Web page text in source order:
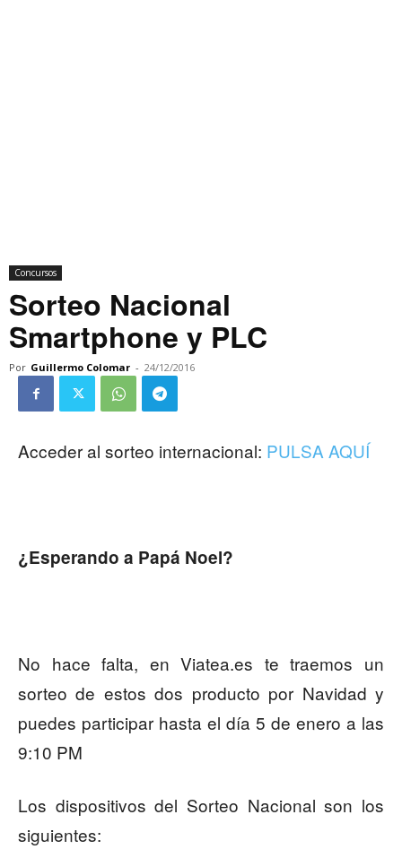
Concursos
Sorteo Nacional
Smartphone y PLC
Por Guillermo Colomar - 24/12/2016
Acceder al sorteo internacional: PULSA AQUÍ
¿Esperando a Papá Noel?
No hace falta, en Viatea.es te traemos un
sorteo de estos dos producto por Navidad y
puedes participar hasta el día 5 de enero a las
9:10 PM
Los dispositivos del Sorteo Nacional son los
siguientes: